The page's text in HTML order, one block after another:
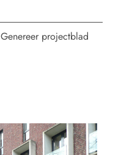
Genereer projectblad